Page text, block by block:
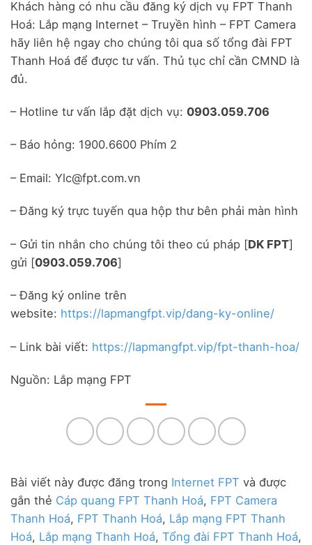
Khách hàng có nhu cầu đăng ký dịch vụ FPT Thanh
Hoá: Lắp mạng Internet – Truyền hình – FPT Camera
hãy liên hệ ngay cho chúng tôi qua số tổng đài FPT
Thanh Hoá để được tư vấn. Thủ tục chỉ cần CMND là
đủ.
– Hotline tư vấn lắp đặt dịch vụ: 0903.059.706
– Báo hỏng: 1900.6600 Phím 2
– Email: Ylc@fpt.com.vn
– Đăng ký trực tuyến qua hộp thư bên phải màn hình
– Gửi tin nhắn cho chúng tôi theo cú pháp [DK FPT]
gửi [0903.059.706]
– Đăng ký online trên
website: https://lapmangfpt.vip/dang-ky-online/
– Link bài viết: https://lapmangfpt.vip/fpt-thanh-hoa/
Nguồn: Lắp mạng FPT
Bài viết này được đăng trong Internet FPT và được
gắn thẻ Cáp quang FPT Thanh Hoá, FPT Camera
Thanh Hoá, FPT Thanh Hoá, Lắp mạng FPT Thanh
Hoá, Lắp mạng Thanh Hoá, Tổng đài FPT Thanh Hoá,